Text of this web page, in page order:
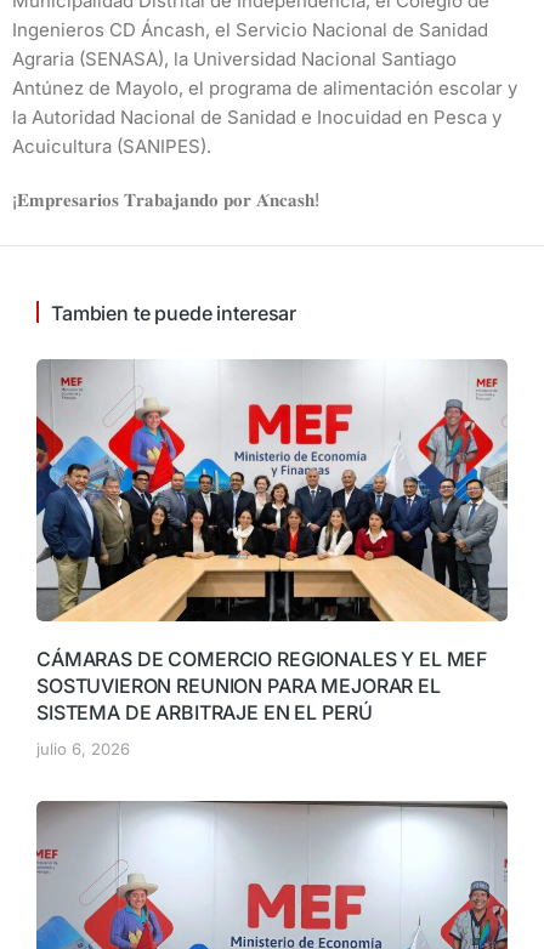
Ingenieros CD Áncash, el Servicio Nacional de Sanidad
Agraria (SENASA), la Universidad Nacional Santiago
Antúnez de Mayolo, el programa de alimentación escolar y
la Autoridad Nacional de Sanidad e Inocuidad en Pesca y
Acuicultura (SANIPES).
¡𝐄𝐦𝐩𝐫𝐞𝐬𝐚𝐫𝐢𝐨𝐬 𝐓𝐫𝐚𝐛𝐚𝐣𝐚𝐧𝐝𝐨 𝐩𝐨𝐫 𝐀́𝐧𝐜𝐚𝐬𝐡!
Tambien te puede interesar
CÁMARAS DE COMERCIO REGIONALES Y EL MEF
SOSTUVIERON REUNION PARA MEJORAR EL
SISTEMA DE ARBITRAJE EN EL PERÚ
julio 6, 2026